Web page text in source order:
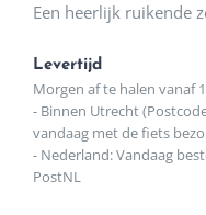
Een heerlijk ruikende
Levertijd
Morgen af te halen vanaf
- Binnen Utrecht
vandaag met de fiets
- Nederland: Vandaag
PostNL